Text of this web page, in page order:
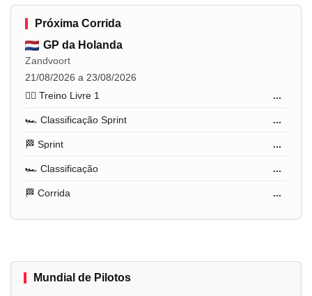
Próxima Corrida
GP da Holanda
Zandvoort
21/08/2026 a 23/08/2026
🏋️‍♂️ Treino Livre 1
...
🏎️ Classificação Sprint ...
🏁 Sprint ...
🏎️ Classificação ...
🏁 Corrida ...
Mundial de Pilotos